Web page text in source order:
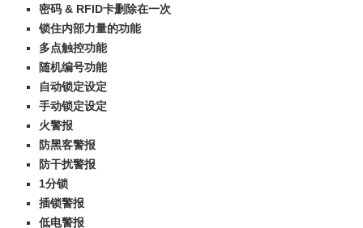
密码 & RFID卡删除在一次
锁住内部力量的功能
多点触控功能
随机编号功能
自动锁定设定
手动锁定设定
火警报
防黑客警报
防干扰警报
1分锁
插锁警报
低电警报